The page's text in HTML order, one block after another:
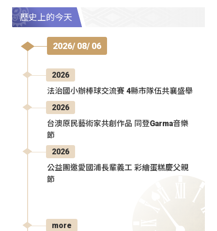
歷史上的今天
2026/ 08/ 06
2026
法治國小辦棒球交流賽 4縣市隊伍共襄盛舉
2026
台澳原民藝術家共創作品 同登Garma音樂
節
2026
公益團邀愛國浦長輩義工 彩繪蛋糕慶父親
節
more